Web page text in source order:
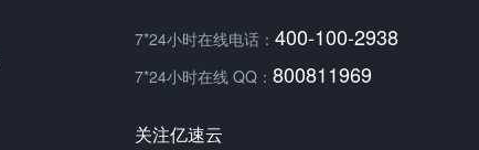
7*24小时在线电话： 400-100-2938
7*24小时在线 QQ： 800811969
关注亿速云